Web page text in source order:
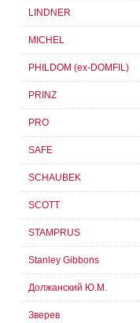
LINDNER
MICHEL
PHILDOM (ex-DOMFIL)
PRINZ
PRO
SAFE
SCHAUBEK
SCOTT
STAMPRUS
Stanley Gibbons
Должанский Ю.М.
Зверев